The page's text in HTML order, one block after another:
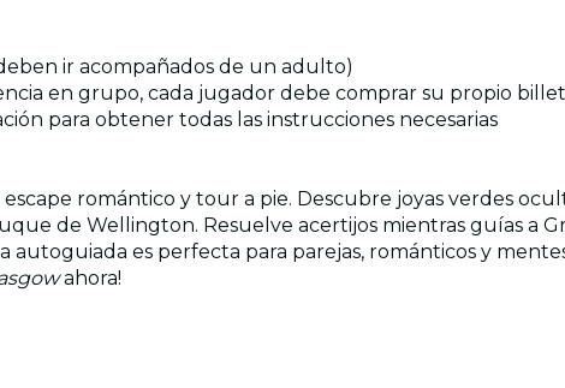
ir acompañados de un adulto)
en grupo, cada jugador debe comprar su propio
para obtener todas las instrucciones necesarias
romántico y tour a pie. Descubre joyas verdes
de Wellington. Resuelve acertijos mientras guías a
es perfecta para parejas, románticos y
ahora!